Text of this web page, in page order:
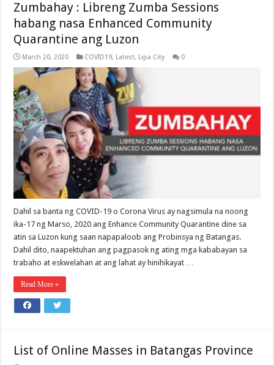
Zumbahay : Libreng Zumba Sessions
habang nasa Enhanced Community
Quarantine ang Luzon
March 20, 2020 COVID19, Latest, Lipa City 0
Dahil sa banta ng COVID-19 o Corona Virus ay nagsimula na noong
ika-17 ng Marso, 2020 ang Enhance Community Quarantine dine sa
atin sa Luzon kung saan napapaloob ang Probinsya ng Batangas.
Dahil dito, naapektuhan ang pagpasok ng ating mga kababayan sa
trabaho at eskwelahan at ang lahat ay hinihikayat …
Read More »
List of Online Masses in Batangas Province